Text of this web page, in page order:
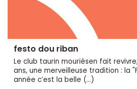
festo dou riban
Le club taurin mouriésen fait
ans, une merveilleuse tradition : la
année c’est la belle (…)